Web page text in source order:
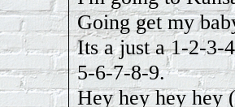
Going get my
Its a just a 1-2-3-
5-6-7-8-9.
Hey hey hey hey